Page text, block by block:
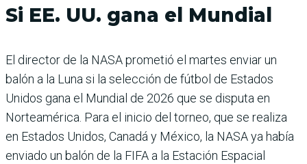
Si EE. UU. gana el Mundial
El director de la NASA prometió el martes enviar un
balón a la Luna si la selección de fútbol de Estados
Unidos gana el Mundial de 2026 que se disputa en
Norteamérica. Para el inicio del torneo, que se realiza
en Estados Unidos, Canadá y México, la NASA ya había
enviado un balón de la FIFA a la Estación Espacial